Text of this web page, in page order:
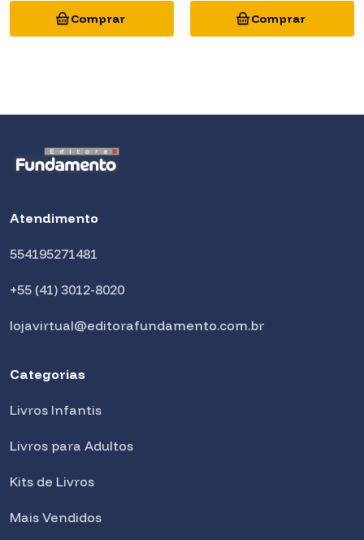
Atendimento
554195271481
+55 (41) 3012-8020
lojavirtual@editorafundamento.com.br
Categorias
Livros Infantis
Livros para Adultos
Kits de Livros
Mais Vendidos